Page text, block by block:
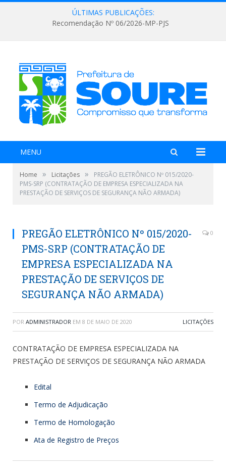
ÚLTIMAS PUBLICAÇÕES:
Recomendação Nº 06/2026-MP-PJS
MENU
Home » Licitações »
PREGÃO ELETRÔNICO Nº 015/2020-
PMS-SRP (CONTRATAÇÃO DE EMPRESA ESPECIALIZADA NA
PRESTAÇÃO DE SERVIÇOS DE SEGURANÇA NÃO ARMADA)
PREGÃO ELETRÔNICO Nº 015/2020-
PMS-SRP (CONTRATAÇÃO DE
EMPRESA ESPECIALIZADA NA
PRESTAÇÃO DE SERVIÇOS DE
SEGURANÇA NÃO ARMADA)
0
POR ADMINISTRADOR EM 8 DE MAIO DE 2020 LICITAÇÕES
CONTRATAÇÃO DE EMPRESA ESPECIALIZADA NA
PRESTAÇÃO DE SERVIÇOS DE SEGURANÇA NÃO ARMADA
Edital
Termo de Adjudicação
Termo de Homologação
Ata de Registro de Preços